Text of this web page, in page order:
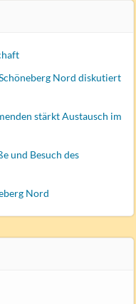
Nord diskutiert
stärkt Austausch im
und Besuch des
Nord